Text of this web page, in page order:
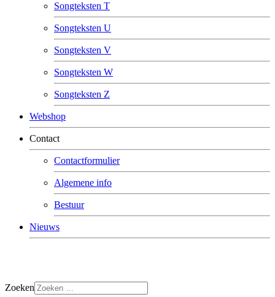
Songteksten T
Songteksten U
Songteksten V
Songteksten W
Songteksten Z
Webshop
Contact
Contactformulier
Algemene info
Bestuur
Nieuws
Zoeken